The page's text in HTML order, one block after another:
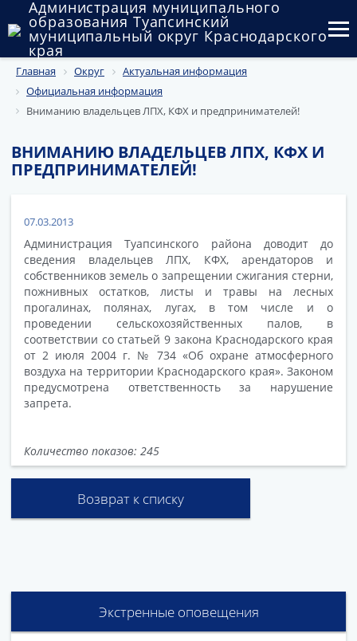
Администрация муниципального
образования Туапсинский
муниципальный округ Краснодарского
края
Округ
Администрация
Муниципальные закупки
Государственный и муниципальный контроль
Муниципальное имущество
Публичные слушания и общественные обсуждения
Документы
Главная Округ
Актуальная информация
Официальная информация
Вниманию владельцев ЛПХ, КФХ и предпринимателей!
ВНИМАНИЮ ВЛАДЕЛЬЦЕВ ЛПХ, КФХ И
ПРЕДПРИНИМАТЕЛЕЙ!
07.03.2013
Администрация Туапсинского района доводит до
сведения владельцев ЛПХ, КФХ, арендаторов и
собственников земель о запрещении сжигания стерни,
пожнивных остатков, листы и травы на лесных
прогалинах, полянах, лугах, в том числе и о
проведении сельскохозяйственных палов, в
соответствии со статьей 9 закона Краснодарского края
от 2 июля 2004 г. № 734 «Об охране атмосферного
воздуха на территории Краснодарского края». Законом
предусмотрена ответственность за нарушение
запрета.
Количество показов: 245
Возврат к списку
Экстренные оповещения